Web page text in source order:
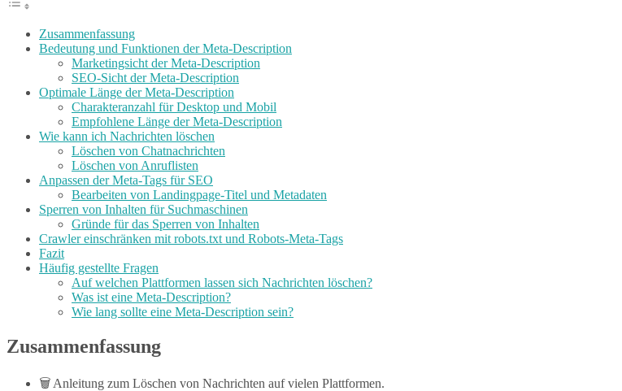
Zusammenfassung
Bedeutung und Funktionen der Meta-Description
Marketingsicht der Meta-Description
SEO-Sicht der Meta-Description
Optimale Länge der Meta-Description
Charakteranzahl für Desktop und Mobil
Empfohlene Länge der Meta-Description
Wie kann ich Nachrichten löschen
Löschen von Chatnachrichten
Löschen von Anruflisten
Anpassen der Meta-Tags für SEO
Bearbeiten von Landingpage-Titel und Metadaten
Sperren von Inhalten für Suchmaschinen
Gründe für das Sperren von Inhalten
Crawler einschränken mit robots.txt und Robots-Meta-Tags
Fazit
Häufig gestellte Fragen
Auf welchen Plattformen lassen sich Nachrichten löschen?
Was ist eine Meta-Description?
Wie lang sollte eine Meta-Description sein?
Zusammenfassung
🗑️ Anleitung zum Löschen von Nachrichten auf vielen Plattformen.